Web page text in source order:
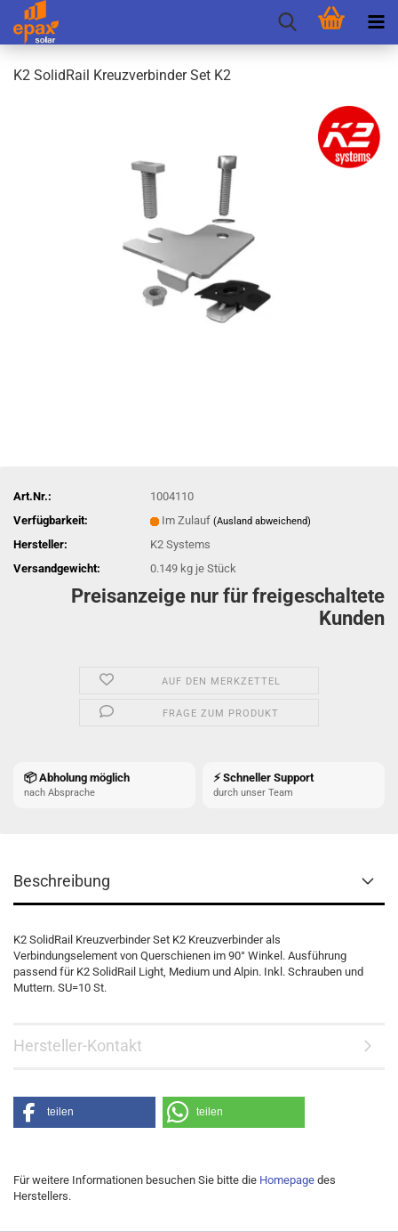
K2 So­lidRail Kreuz­ver­bin­der Set K2
Art.Nr.:
1004110
Verfügbarkeit:
Im Zulauf (Ausland abweichend)
Hersteller:
K2 Systems
Versandgewicht:
0.149 kg je Stück
Preisanzeige nur für freigeschaltete
Kunden
AUF DEN MERKZETTEL
FRAGE ZUM PRODUKT
📦 Abholung möglich
nach Absprache
⚡ Schneller Support
durch unser Team
Beschreibung
K2 SolidRail Kreuzverbinder Set K2 Kreuzverbinder als
Verbindungselement von Querschienen im 90° Winkel. Ausführung
passend für K2 SolidRail Light, Medium und Alpin. Inkl. Schrauben und
Muttern. SU=10 St.
Hersteller-Kontakt
teilen teilen
Für weitere Informationen besuchen Sie bitte die Homepage des
Herstellers.